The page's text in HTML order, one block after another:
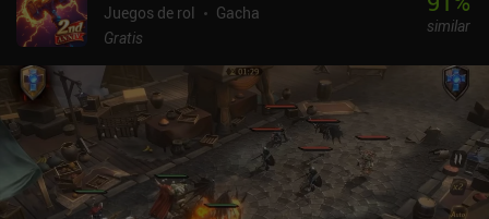
Juegos de rol
Gacha
Gratis
similar